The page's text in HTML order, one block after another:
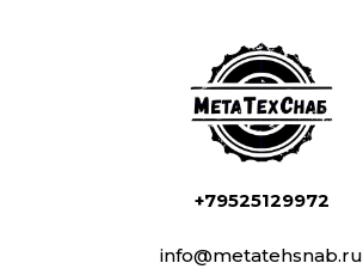
+79525129972
info@metatehsnab.ru